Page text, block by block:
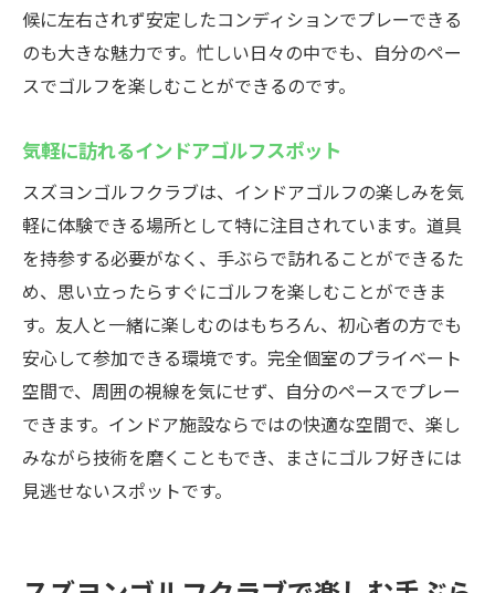
候に左右されず安定したコンディションでプレーできる
のも大きな魅力です。忙しい日々の中でも、自分のペー
スでゴルフを楽しむことができるのです。
気軽に訪れるインドアゴルフスポット
スズヨンゴルフクラブは、インドアゴルフの楽しみを気
軽に体験できる場所として特に注目されています。道具
を持参する必要がなく、手ぶらで訪れることができるた
め、思い立ったらすぐにゴルフを楽しむことができま
す。友人と一緒に楽しむのはもちろん、初心者の方でも
安心して参加できる環境です。完全個室のプライベート
空間で、周囲の視線を気にせず、自分のペースでプレー
できます。インドア施設ならではの快適な空間で、楽し
みながら技術を磨くこともでき、まさにゴルフ好きには
見逃せないスポットです。